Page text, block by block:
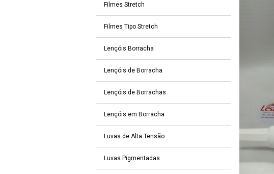
Filmes Stretch
Filmes Tipo Stretch
Lençóis Borracha
Lençóis de Borracha
Lençóis de Borrachas
Lençóis em Borracha
Luvas de Alta Tensão
Luvas Pigmentadas